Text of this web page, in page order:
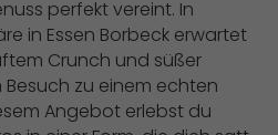
perfekt vereint. In
in Essen Borbeck erwartet
Crunch und süßer
zu einem echten
Angebot erlebst du